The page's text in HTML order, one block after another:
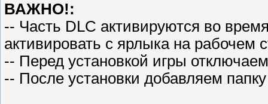
ВАЖНО!:
-- Часть DLC активируются во
активировать с ярлыка на рабочем
-- Перед установкой игры
-- После установки добавляем